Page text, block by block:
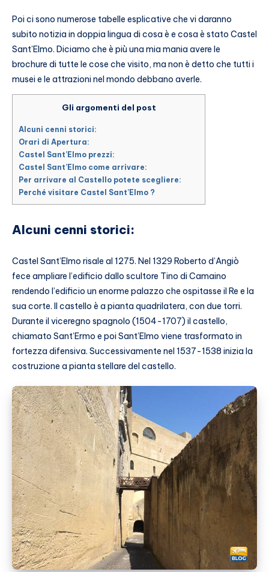
Poi ci sono numerose tabelle esplicative che vi daranno
subito notizia in doppia lingua di cosa è e cosa è stato Castel
Sant’Elmo. Diciamo che è più una mia mania avere le
brochure di tutte le cose che visito, ma non è detto che tutti i
musei e le attrazioni nel mondo debbano averle.
Gli argomenti del post
Alcuni cenni storici:
Orari di Apertura:
Castel Sant’Elmo prezzi:
Castel Sant’Elmo come arrivare:
Per arrivare al Castello potete scegliere:
Perché visitare Castel Sant’Elmo ?
Alcuni cenni storici:
Castel Sant’Elmo risale al 1275. Nel 1329 Roberto d’Angiò
fece ampliare l’edificio dallo scultore Tino di Camaino
rendendo l’edificio un enorme palazzo che ospitasse il Re e la
sua corte. Il castello è a pianta quadrilatera, con due torri.
Durante il viceregno spagnolo (1504-1707) il castello,
chiamato Sant’Ermo e poi Sant’Elmo viene trasformato in
fortezza difensiva. Successivamente nel 1537-1538 inizia la
costruzione a pianta stellare del castello.